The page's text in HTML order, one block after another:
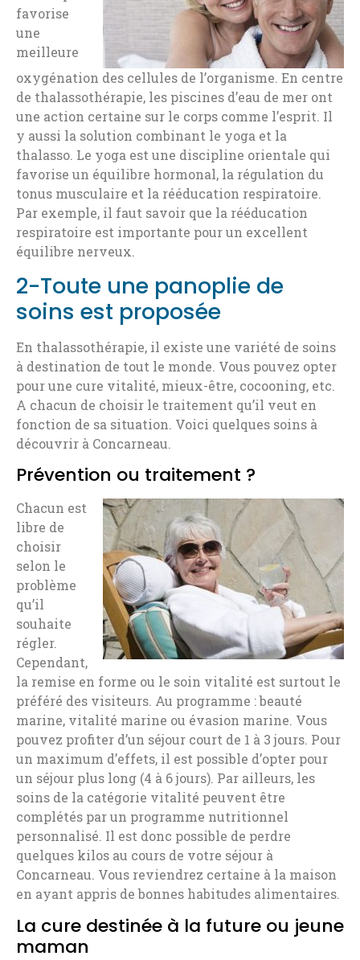
favorise
une
meilleure
oxygénation des cellules de l’organisme. En centre
de thalassothérapie, les piscines d’eau de mer ont
une action certaine sur le corps comme l’esprit. Il
y aussi la solution combinant le yoga et la
thalasso. Le yoga est une discipline orientale qui
favorise un équilibre hormonal, la régulation du
tonus musculaire et la rééducation respiratoire.
Par exemple, il faut savoir que la rééducation
respiratoire est importante pour un excellent
équilibre nerveux.
2-Toute une panoplie de
soins est proposée
En thalassothérapie, il existe une variété de soins
à destination de tout le monde. Vous pouvez opter
pour une cure vitalité, mieux-être, cocooning, etc.
A chacun de choisir le traitement qu’il veut en
fonction de sa situation. Voici quelques soins à
découvrir à Concarneau.
Prévention ou traitement ?
Chacun est
libre de
choisir
selon le
problème
qu’il
souhaite
régler.
Cependant,
la remise en forme ou le soin vitalité est surtout le
préféré des visiteurs. Au programme : beauté
marine, vitalité marine ou évasion marine. Vous
pouvez profiter d’un séjour court de 1 à 3 jours. Pour
un maximum d’effets, il est possible d’opter pour
un séjour plus long (4 à 6 jours). Par ailleurs, les
soins de la catégorie vitalité peuvent être
complétés par un programme nutritionnel
personnalisé. Il est donc possible de perdre
quelques kilos au cours de votre séjour à
Concarneau. Vous reviendrez certaine à la maison
en ayant appris de bonnes habitudes alimentaires.
La cure destinée à la future ou jeune
maman